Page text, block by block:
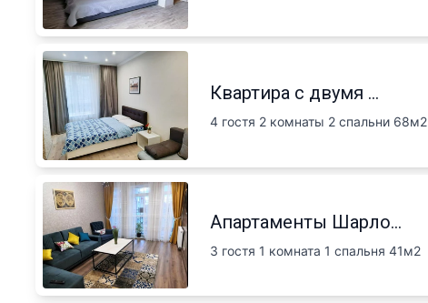
Квартира с двумя ...
4 гостя 2 комнаты 2 спальни 68м2
Апартаменты Шарло...
3 гостя 1 комната 1 спальня 41м2